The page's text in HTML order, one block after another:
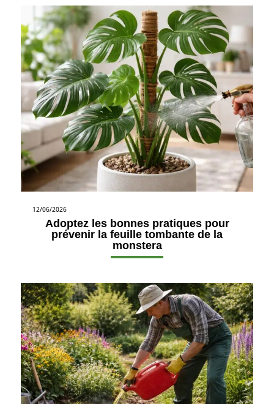
12/06/2026
Adoptez les bonnes pratiques pour
prévenir la feuille tombante de la
monstera